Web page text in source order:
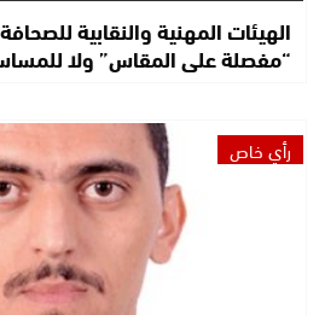
الهيئات المهنية والنقابية
“مفصلة على المقاس” ولا
رأي خاص